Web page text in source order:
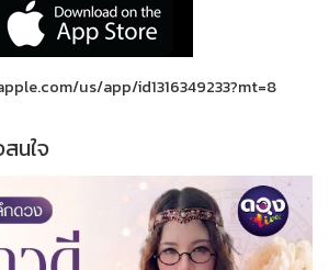
us/app/id1316349233?mt=8
นใจ